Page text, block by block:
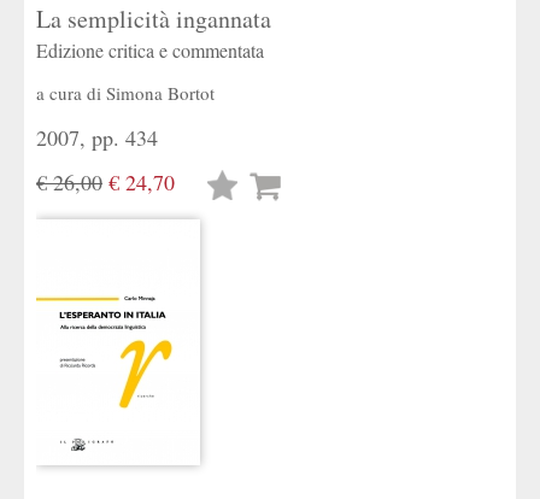
La semplicità ingannata
Edizione critica e commentata
a cura di Simona Bortot
2007, pp. 434
€ 26,00 € 24,70
Lista